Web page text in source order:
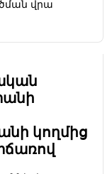
վրա
կողմից